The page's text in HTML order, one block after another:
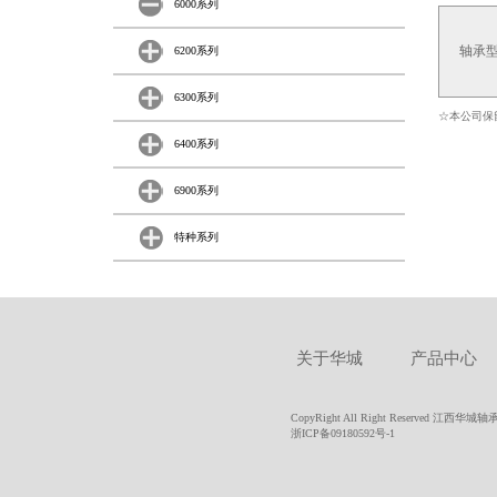
轴承
☆本公司保
6000系列
6200系列
6300系列
6400系列
6900系列
特种系列
关于华城 产品中心
CopyRight All Right Reserved 江西华城轴
浙ICP备09180592号-1